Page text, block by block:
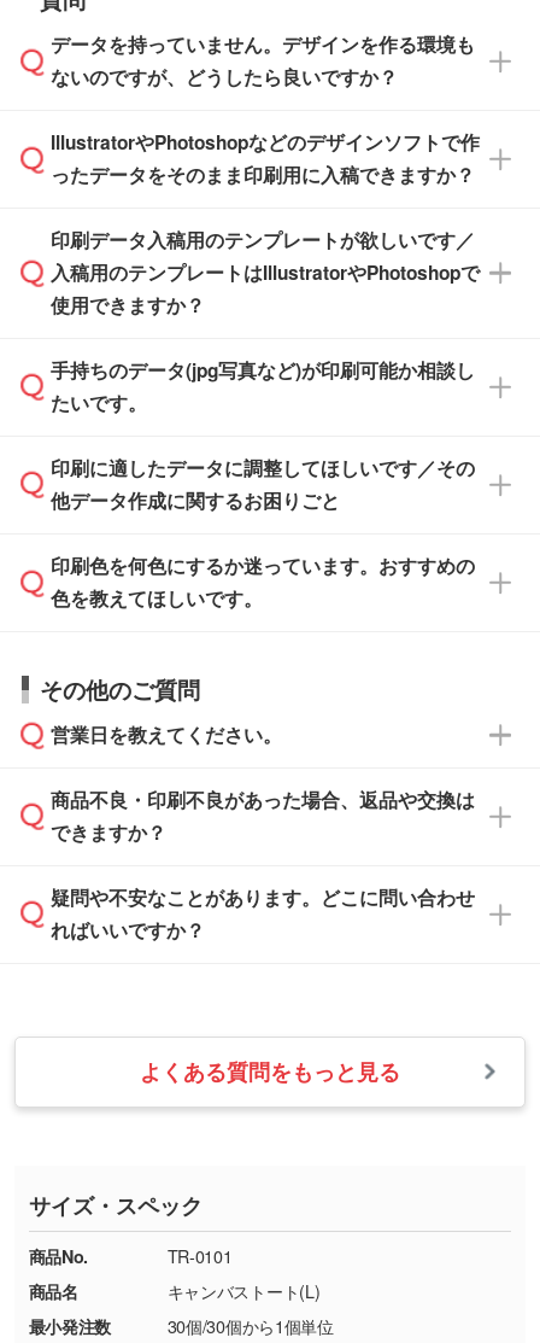
ル」に注文予定日をご入力いただくと、おおよ
その締切日や出荷目安をご確認いただけます。
品が決まりましたらお早めのご発注をお願いい
たします。
※土日祝日を除く営業日換算です。
※沖縄・離島は追加日数がかかります。
品ページにてご確認ください
【袋入り】 商品がひとつずつ袋に入っていま
す。(透明袋、デザイン袋など)
【個包装なし】 個包装がされていない状態で
※化粧箱から白箱への入れ替えや、オリジナル
箱の作成は原則承っておりません。
ださい。
データを持っていません。デザインを作る環境も
ないのですが、どうしたら良いですか？
無料の「デザインシミュレーター」を使えば、
PCやスマホから簡単にデザインを作成できま
ザインソフトがなくても安心です。
また、「データ作成サービス
せいただければ、弊社にて無料でデザインデー
タを1点作成いたします。
IllustratorやPhotoshopなどのデザインソフトで作
ったデータをそのまま印刷用に入稿できますか？
IllustratorやPhotoshop、CLIP STUDIOなどのデ
ザインソフトでこだわりのデザインを作成した
い方は、完全データ入稿
積・ご注文フォームにアップロードしてご入稿
ください。
ご入稿後は経験豊富なスタッフがデータに不備
がないかチェックし、お客様と確認してから印
刷に進みますので、ご安心ください。
印刷データ入稿用のテンプレートが欲しいです／
入稿用のテンプレートはIllustratorやPhotoshopで
使用できますか？
一部商品は入稿用テンプレートのご用意があり
ます。各商品ページの『印刷方法・テンプレー
入稿用のテンプレートはPDF形式ですが、
IllustratorやPhotoshopで開いてご利用いただけ
方」をご確認ください。
手持ちのデータ(jpg写真など)が印刷可能か相談し
たいです。
印刷に適したデータ・解像度かどうか、担当ス
タッフが事前に確認いたします。
ムへ添付いただくか、担当スタッフ宛にメール
でお送りください。
い合わせください。
なお、印刷用データの作り方に関する詳細は、
印刷に適したデータに調整してほしいです／その
他データ作成に関するお困りごと
データ作成でお困りの際には、担当スタッフが
サポートいたしますのでお気軽にご相談くださ
から添付してお送りください。
・解像度の低いデータをトレース/調整してほ
しい
解像度の低い画像や、手書きのイラスト、写真
などを、印刷に適したベクターデータに変換し
・フルカラーデータを1色に変換してほしい
・1色印刷でグラデーションや濃淡を表現した
い
す。→詳しく見る
・コーポレートカラーを使って印刷したい／印
刷色にこだわりがある
DIC・PANTONEなどのカラーチップの指定や、
印刷色を何色にするか迷っています。おすすめの
色を教えてほしいです。
相談いただきますと、担当スタッフがお客様の
ご希望や商品の本体色を確認し、印刷色をご提
本体色がブラック、ネイビーなど濃色の場合は
白色か淡い色の印刷色をおすすめしておりま
す。
本体色がナチュラルなど淡色の場合、印刷をく
っきりと目立たせたいときは濃い印刷色が、柔
らかい雰囲気にしたいときは淡い印刷色が映え
また、お選びいただいた印刷色が本体色に合わ
ない場合や仕上がりに影響しそうな場合は、ス
タッフから別の色をご案内することもございま
その他のご質問
営業日を教えてください。
営業日は平日の10:00～18:00で、土日祝日はお
休みとなります。注文・見積・お問い合わせ
速やかに対応いたします。
商品不良・印刷不良があった場合、返品や交換は
できますか？
お手数をお掛けいたしますが、至急担当スタッ
フまでご連絡ください。商品の状況を確認し、
・お届け時に商品が損傷・故障している場合
・ご注文と異なる商品が届いた場合
・印刷不良があった場合
※詳しくは「商品の良品基準について
ください。
【返品・交換ができない場合】
・お客様の元で商品を加工された場合、または
疑問や不安なことがあります。どこに問い合わせ
ればいいですか？
業日以内に担当スタッフよりメールにてご連絡
いたします。
お急ぎの場合はお電話でのご質問も受け付けて
TEL：0422-29-9911 営業時間10:00～
18:00(土日祝日除く)
お問い合わせフォームはこちら
よくある質問をもっと見る
サイズ・スペック
商品No.
TR-0101
商品名
キャンバストート(L)
最小発注数
30個/30個から1個単位